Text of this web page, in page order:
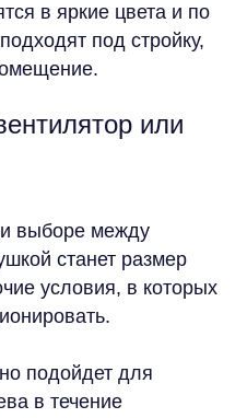
в яркие цвета и по
под стройку,
или
выборе между
станет размер
условия, в которых
подойдет для
в течение
решение,
даже